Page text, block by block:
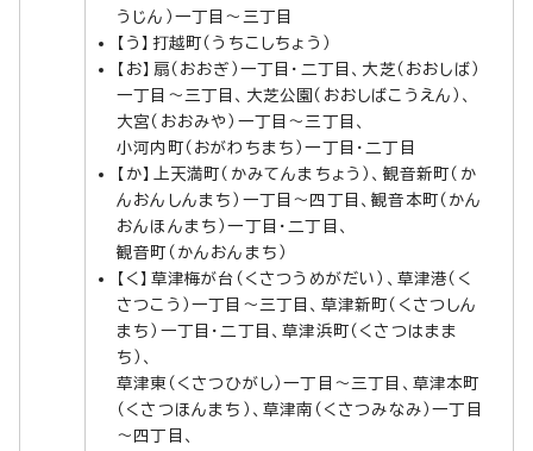
うじん）一丁目～三丁目
【う】打越町（うちこしちょう）
【お】扇（おおぎ）一丁目・二丁目、大芝（おおしば）
一丁目～三丁目、大芝公園（おおしばこうえん）、
大宮（おおみや）一丁目～三丁目、
小河内町（おがわちまち）一丁目・二丁目
【か】上天満町（かみてんまちょう）、観音新町（か
んおんしんまち）一丁目～四丁目、観音本町（かん
おんほんまち）一丁目・二丁目、
観音町（かんおんまち）
【く】草津梅が台（くさつうめがだい）、草津港（く
さつこう）一丁目～三丁目、草津新町（くさつしん
まち）一丁目・二丁目、草津浜町（くさつはまま
ち）、
草津東（くさつひがし）一丁目～三丁目、草津本町
（くさつほんまち）、草津南（くさつみなみ）一丁目
～四丁目、